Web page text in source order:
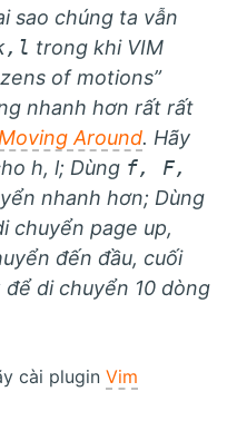
sao chúng ta vẫn
trong khi VIM
of motions”
nhanh hơn rất rất
Moving Around. Hãy
h, l; Dùng f, F,
nhanh hơn; Dùng
chuyển page up,
đến đầu, cuối
để di chuyển 10 dòng
cài plugin Vim